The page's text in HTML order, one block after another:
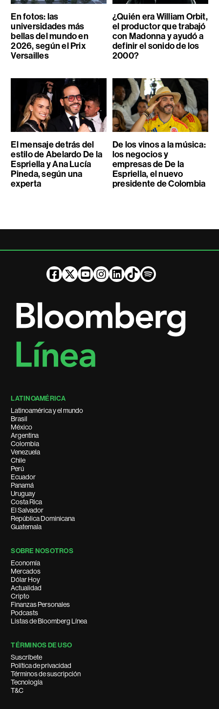
En fotos: las
universidades más
bellas del mundo en
2026, según el Prix
Versailles
¿Quién era William Orbit,
el productor que trabajó
con Madonna y ayudó a
definir el sonido de los
2000?
El mensaje detrás del
estilo de Abelardo De la
Espriella y Ana Lucía
Pineda, según una
experta
De los vinos a la música:
los negocios y
empresas de De la
Espriella, el nuevo
presidente de Colombia
LATINOAMÉRICA
Latinoamérica y el mundo
Brasil
México
Argentina
Colombia
Venezuela
Chile
Perú
Ecuador
Panamá
Uruguay
Costa Rica
El Salvador
República Dominicana
Guatemala
SOBRE NOSOTROS
Economía
Mercados
Dólar Hoy
Actualidad
Cripto
Finanzas Personales
Podcasts
Listas de Bloomberg Línea
TÉRMINOS DE USO
Suscríbete
Política de privacidad
Términos de suscripción
Tecnología
T&C